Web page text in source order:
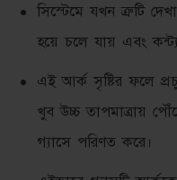
সিস্টেমে যখন ত্রুটি
হয়ে চলে যায় এবং
এই আর্ক সৃষ্টির ফলে
খুব উচ্চ তাপমাত্রায়
গ্যাসে পরিণত করে।